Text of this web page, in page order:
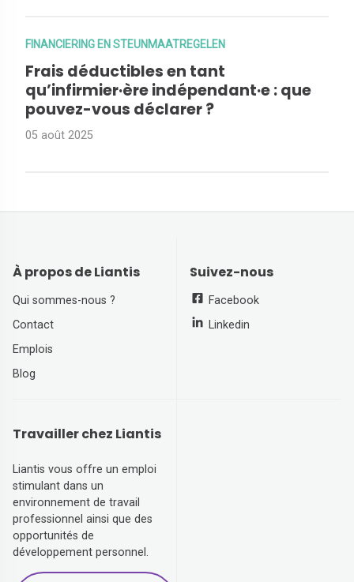
FINANCIERING EN STEUNMAATREGELEN
Frais déductibles en tant
qu’infirmier·ère indépendant·e : que
pouvez-vous déclarer ?
05 août 2025
À propos de Liantis
Qui sommes-nous ?
Contact
Emplois
Blog
Suivez-nous
Facebook
Linkedin
Travailler chez Liantis
Liantis vous offre un emploi
stimulant dans un
environnement de travail
professionnel ainsi que des
opportunités de
développement personnel.